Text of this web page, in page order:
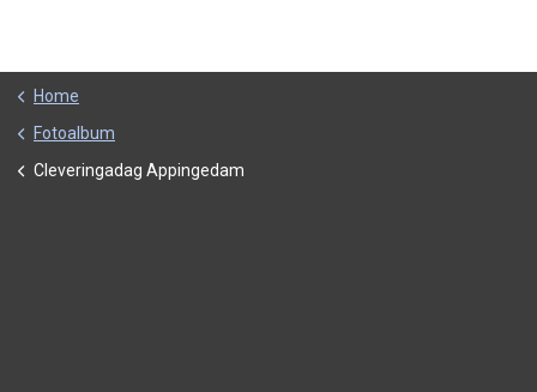
Home
Fotoalbum
Cleveringadag Appingedam